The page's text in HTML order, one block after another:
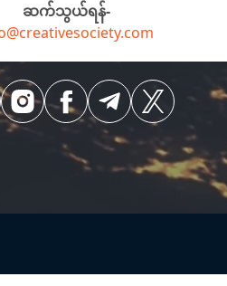
ဆက်သွယ်ရန်-